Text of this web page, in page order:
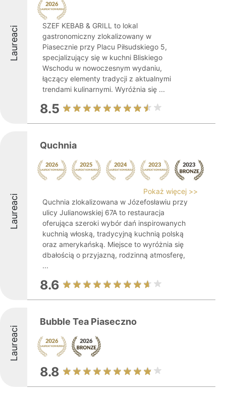
Laureaci
SZEF KEBAB & GRILL to lokal
gastronomiczny zlokalizowany w
Piasecznie przy Placu Piłsudskiego 5,
specjalizujący się w kuchni Bliskiego
Wschodu w nowoczesnym wydaniu,
łączący elementy tradycji z aktualnymi
trendami kulinarnymi. Wyróżnia się ...
8.5
Laureaci
Quchnia
Pokaż więcej >>
Quchnia zlokalizowana w Józefosławiu przy
ulicy Julianowskiej 67A to restauracja
oferująca szeroki wybór dań inspirowanych
kuchnią włoską, tradycyjną kuchnią polską
oraz amerykańską. Miejsce to wyróżnia się
dbałością o przyjazną, rodzinną atmosferę,
...
8.6
Laureaci
Bubble Tea Piaseczno
8.8